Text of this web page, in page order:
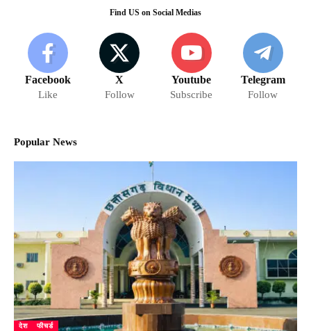
Find US on Social Medias
Facebook
Like
X
Follow
Youtube
Subscribe
Telegram
Follow
Popular News
देश फीचर्ड